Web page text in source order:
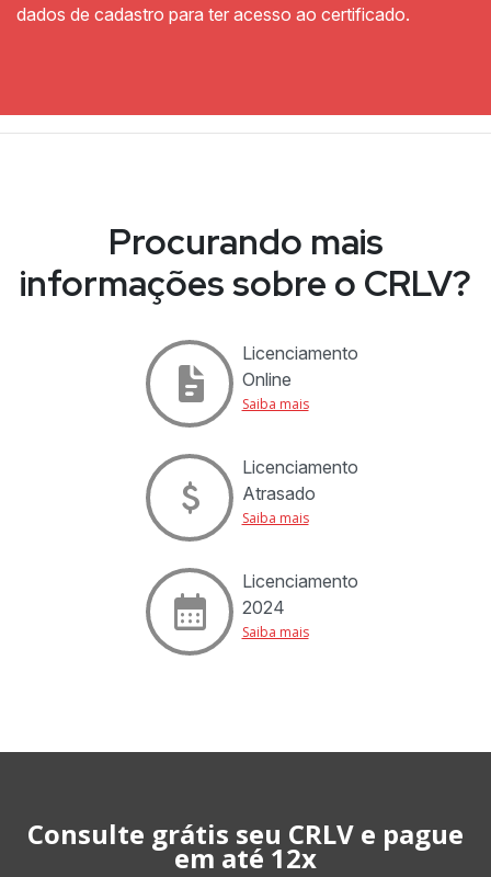
dados de cadastro para ter acesso ao certificado.
Procurando mais
informações sobre o CRLV?
Licenciamento
Online
Saiba mais
Licenciamento
Atrasado
Saiba mais
Licenciamento
2024
Saiba mais
Consulte grátis seu CRLV e pague
em até 12x